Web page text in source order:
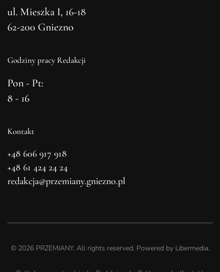
ul. Mieszka I, 16-18
62-200 Gniezno
Godziny pracy Redakcji
Pon - Pt:
8 - 16
Kontakt
+48 606 917 918
+48 61 424 24 24
redakcja@przemiany.gniezno.pl
© 2026PRZEMIANY. All rights reserved. Powered by Libermedia.